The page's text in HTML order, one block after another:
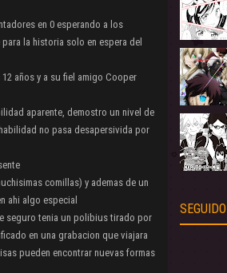
en 0 esperando a los
la historia solo en espera del
años y a su fiel amigo Cooper
aparente, demostro un nivel de
no pasa desapersivida por
comillas) y ademas de un
ahi algo especial
seguro tenia un polibius tirado por
en una grabacion que viajara
pueden encontrar nuevas formas